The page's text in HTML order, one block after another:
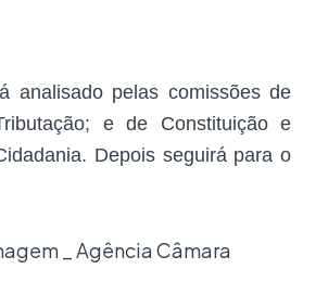
analisado pelas comissões de
e de Constituição e
Depois seguirá para o
_ Agência Câmara